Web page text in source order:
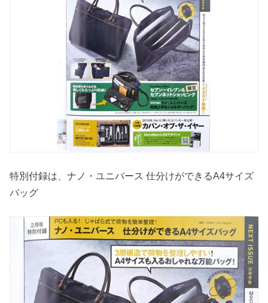
特別付録は、ナノ・ユニバース 仕分けができるA4サイズ
バッグ